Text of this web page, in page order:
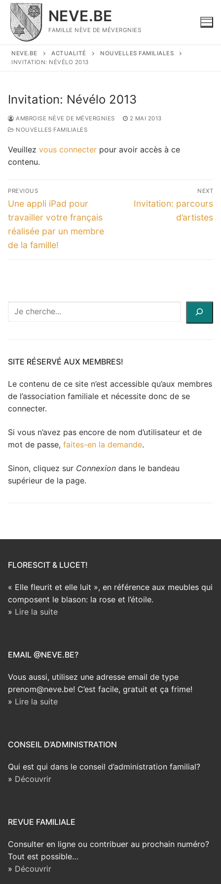
Aller
contenu
NEVE.BE
FAMILLE NÈVE DE MÉVERGNIES
NEVE.BE ACTUALITÉ
NOUVELLES FAMILIALES
INVITATION: NÉVÉLO 2013
Invitation: Névélo 2013
AMBROISE NÈVE DE MÉVERGNIES
2 MAI 2013
NOUVELLES FAMILIALES
Veuillez vous connecter pour avoir accès à ce
contenu.
Navigation
de
l’article
PREVIOUS
Previous
post:
Une appli iPad pour
travailler votre français
réalisée par un membre
de la famille!
NEXT
Next
Invitation: parcours
d’artistes
Recherche
site
SITE RÉSERVÉ AUX MEMBRES!
Le contenu de ce site n’est accessible qu’aux membres
de l’association familiale et nécessite donc de se
connecter.
Si vous n’avez pas encore de nom d’utilisateur et de
mot de passe, faites-en la demande.
Sinon, cliquez sur Connexion dans le bandeau
supérieur de la page.
FLORESCIT & LUCET!
« Elle fleurit et elle luit », en référence aux meubles qui
composent le blason: la rose et l’étoile.
» Lire la suite
EMAIL @NEVE.BE?
Vous aussi, utilisez une adresse email de type
prenom@neve.be! C’est facile, gratuit et ça frime!
» Lire la suite
CONSEIL D’ADMINISTRATION
Qui est qui dans le conseil d’administration familial?
» Découvrir
REVUE FAMILIALE
Consulter en ligne ou contribuer au prochain numéro?
Tout est possible…
» Découvrir